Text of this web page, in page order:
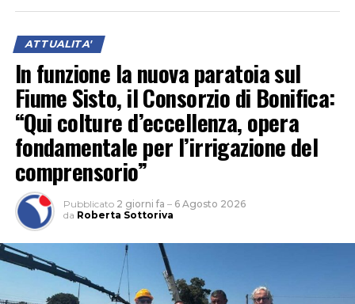
ATTUALITA'
In funzione la nuova paratoia sul
Fiume Sisto, il Consorzio di Bonifica:
“Qui colture d’eccellenza, opera
fondamentale per l’irrigazione del
comprensorio”
Pubblicato 2 giorni fa – 6 Agosto 2026
da Roberta Sottoriva